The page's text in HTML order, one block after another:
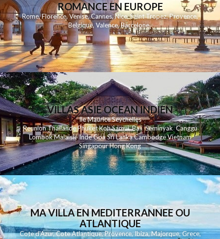
ROMANCE EN EUROPE
Rome,Florence,Venise,Cannes,Nice,Saint Tropez,Provence,
Belgique,Valence,Barcelone,
VILLAS ASIE OCEAN INDIEN
Ile MauriceSeychelles
ReunionThailandePhuketKohSamui Bali SeminyakCanggu
LombokMalaisieIndeGoaSri LankaCambodgeVietnam
SingapourHong Kong
MA VILLA EN MEDITERRANNEE OU
ATLANTIQUE
Cote d'Azur,Cote Atlantique,Provence,Ibiza,Majorque,Grece,